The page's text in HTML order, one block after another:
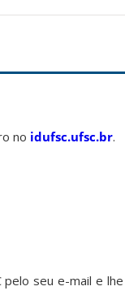
no idufsc.ufsc.br.
seu e-mail e